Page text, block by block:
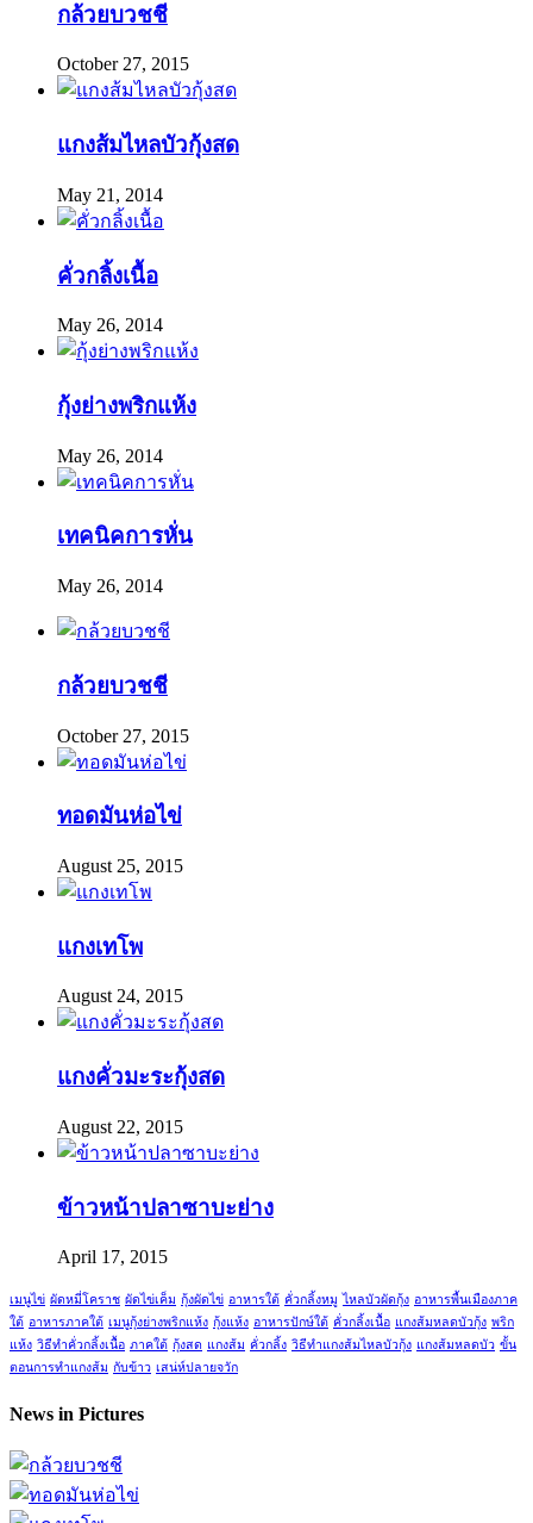
กล้วยบวชชี
October 27, 2015
แกงส้มไหลบัวกุ้งสด
May 21, 2014
คั่วกลิ้งเนื้อ
May 26, 2014
กุ้งย่างพริกแห้ง
May 26, 2014
เทคนิคการหั่น
May 26, 2014
กล้วยบวชชี
October 27, 2015
ทอดมันห่อไข่
August 25, 2015
แกงเทโพ
August 24, 2015
แกงคั่วมะระกุ้งสด
August 22, 2015
ข้าวหน้าปลาซาบะย่าง
April 17, 2015
เมนูไข่ ผัดหมี่โคราช ผัดไข่เค็ม กุ้งผัดไข่ อาหารใต้ คั่วกลิ้งหมู ไหลบัวผัดกุ้ง อาหารพื้นเมืองภาค
ใต้ อาหารภาคใต้ เมนูกุ้งย่างพริกแห้ง กุ้งแห้ง อาหารปักษ์ใต้ คั่วกลิ้งเนื้อ แกงส้มหลดบัวกุ้ง พริก
แห้ง วิธีทำคั่วกลิ้งเนื้อ ภาคใต้ กุ้งสด แกงส้ม คั่วกลิ้ง วิธีทำแกงส้มไหลบัวกุ้ง แกงส้มหลดบัว ขั้น
ตอนการทำแกงส้ม กับข้าว เสน่ห์ปลายจวัก
News in Pictures